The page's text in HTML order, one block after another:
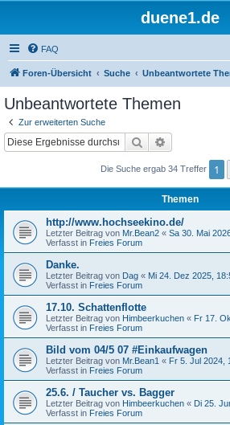
duene1.de
FAQ
Foren-Übersicht Suche Unbeantwortete
Unbeantwortete Themen
Zur erweiterten Suche
Suche
Die Suche ergab 34 Treffer 1
Themen
http://www.hochseekino.de/
Letzter Beitrag von Mr.Bean2 « Sa 30. Mai
Verfasst in Freies Forum
Danke.
Letzter Beitrag von Dag « Mi 24. Dez 2025,
Verfasst in Freies Forum
17.10. Schattenflotte
Letzter Beitrag von Himbeerkuchen « Fr 17.
Verfasst in Freies Forum
Bild vom 04/5 07 #Einkaufwagen
Letzter Beitrag von Mr.Bean1 « Fr 5. Jul 2024,
Verfasst in Freies Forum
25.6. / Taucher vs. Bagger
Letzter Beitrag von Himbeerkuchen « Di 25.
Verfasst in Freies Forum